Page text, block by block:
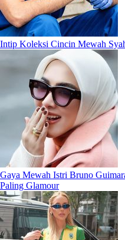
Intip Koleksi Cincin Mewah
Gaya Mewah Istri Bruno
Paling Glamour